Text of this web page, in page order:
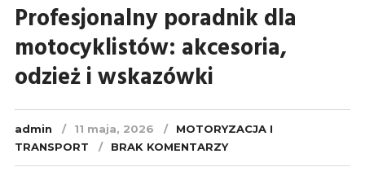
Profesjonalny poradnik dla
motocyklistów: akcesoria,
odzież i wskazówki
admin 11 maja, 2026
MOTORYZACJA I
TRANSPORT
BRAK KOMENTARZY